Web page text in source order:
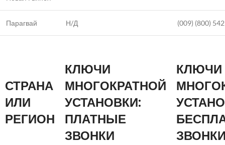
Парагвай Н/Д (009) (800)
СТРАНА
ИЛИ
РЕГИОН
КЛЮЧИ
МНОГОКРАТНОЙ
УСТАНОВКИ:
ПЛАТНЫЕ
ЗВОНКИ
КЛЮЧИ